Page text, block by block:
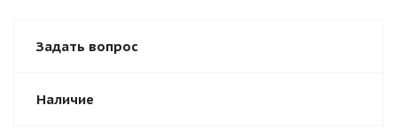
Задать вопрос
Наличие